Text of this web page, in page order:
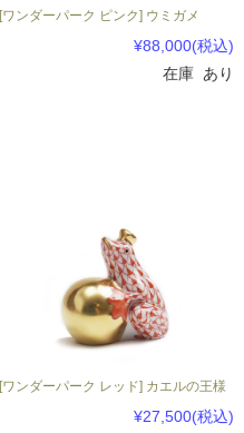
[ワンダーパーク ピンク] ウミガメ
¥88,000(税込)
在庫 あり
[ワンダーパーク レッド] カエルの王様
¥27,500(税込)